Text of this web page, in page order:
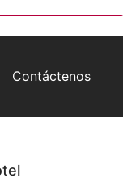
Contáctenos